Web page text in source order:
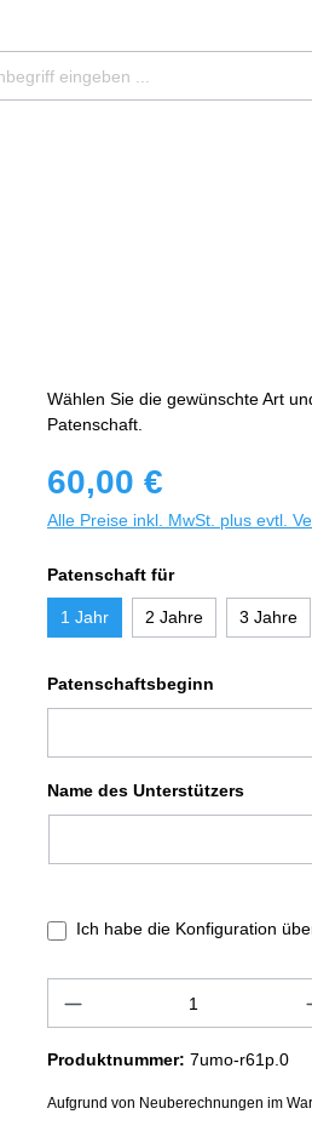
Wählen Sie die gewünschte Art
Patenschaft.
60,00 €
Alle Preise inkl. MwSt. plus evtl.
Patenschaft für
1 Jahr 2 Jahre 3 Jahre
Patenschaftsbeginn
Name des Unterstützers
Ich habe die Konfiguration
Produktnummer: 7umo-r61p.0
Aufgrund von Neuberechnungen im